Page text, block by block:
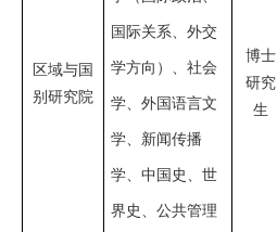
区域与国
别研究院
国际关系、外交
学方向）、社会
学、外国语言文
学、新闻传播
学、中国史、世
界史、公共管理
博士
研究
生